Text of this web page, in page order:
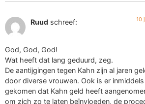
Ruud schreef: 10
God, God, God!
Wat heeft dat lang geduurd, zeg.
De aantijgingen tegen Kahn zijn al jaren
door diverse vrouwen. Ook is er
gekomen dat Kahn geld heeft
om zich zo te laten beïnvloeden, de